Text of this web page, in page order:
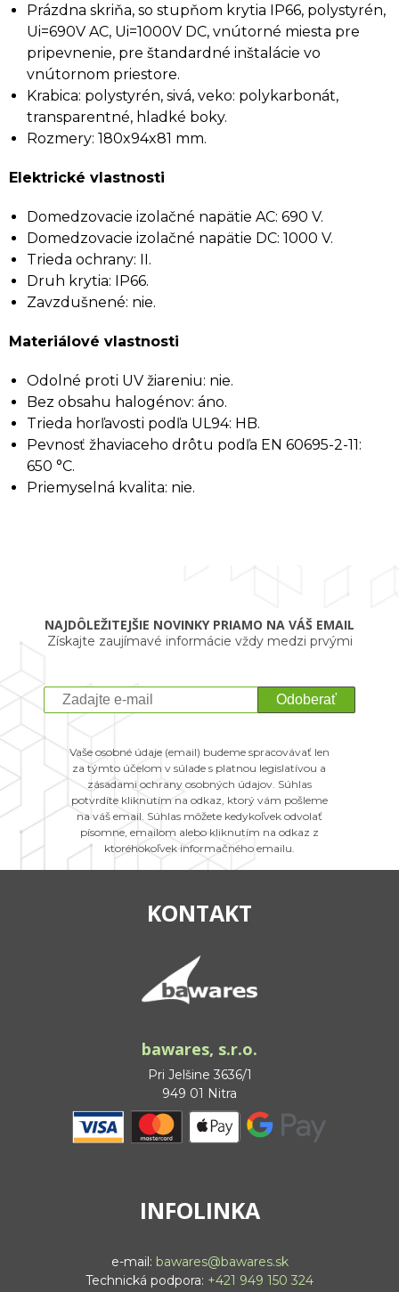
Prázdna skriňa, so stupňom krytia IP66, polystyrén,
Ui=690V AC, Ui=1000V DC, vnútorné miesta pre
pripevnenie, pre štandardné inštalácie vo
vnútornom priestore.
Krabica: polystyrén, sivá, veko: polykarbonát,
transparentné, hladké boky.
Rozmery: 180x94x81 mm.
Elektrické vlastnosti
Domedzovacie izolačné napätie AC: 690 V.
Domedzovacie izolačné napätie DC: 1000 V.
Trieda ochrany: II.
Druh krytia: IP66.
Zavzdušnené: nie.
Materiálové vlastnosti
Odolné proti UV žiareniu: nie.
Bez obsahu halogénov: áno.
Trieda horľavosti podľa UL94: HB.
Pevnosť žhaviaceho drôtu podľa EN 60695-2-11:
650 °C.
Priemyselná kvalita: nie.
NAJDÔLEŽITEJŠIE NOVINKY PRIAMO NA VÁŠ EMAIL
Získajte zaujímavé informácie vždy medzi prvými
Odoberať
Vaše osobné údaje (email) budeme spracovávať len
za týmto účelom v súlade s platnou legislatívou a
zásadami ochrany osobných údajov. Súhlas
potvrdíte kliknutím na odkaz, ktorý vám pošleme
na váš email. Súhlas môžete kedykoľvek odvolať
písomne, emailom alebo kliknutím na odkaz z
ktoréhokoľvek informačného emailu.
KONTAKT
bawares, s.r.o.
Pri Jelšine 3636/1
949 01 Nitra
INFOLINKA
e-mail: bawares@bawares.sk
Technická podpora: +421 949 150 324